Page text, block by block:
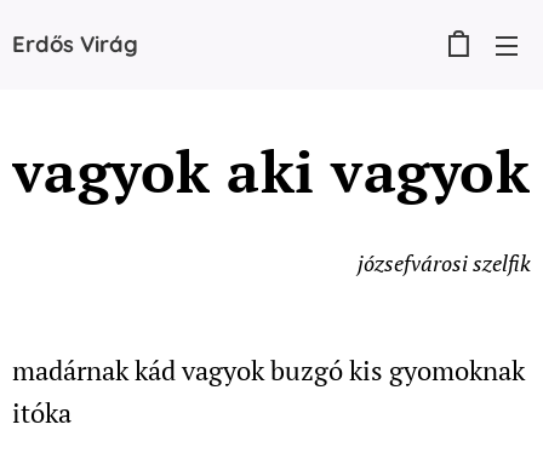
Erdős Virág
vagyok aki vagyok
józsefvárosi szelfik
madárnak kád vagyok buzgó kis gyomoknak
itóka